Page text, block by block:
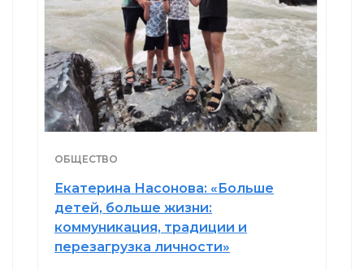
ОБЩЕСТВО
Екатерина Насонова: «Больше
детей, больше жизни:
коммуникация, традиции и
перезагрузка личности»